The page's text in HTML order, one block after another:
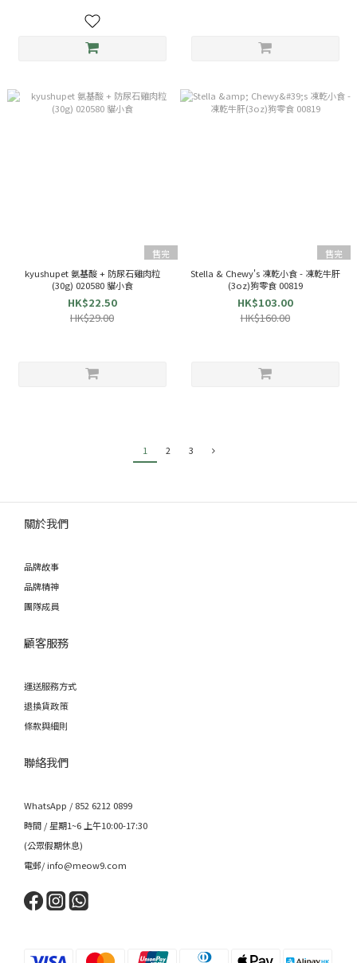
售完
kyushupet 氨基酸 + 防尿石雞肉粒
(30g) 020580 貓小食
HK$22.50
HK$29.00
售完
Stella & Chewy's 凍乾小食 - 凍乾牛肝
(3oz)狗零食 00819
HK$103.00
HK$160.00
1 2 3
關於我們
品牌故事
品牌精神
團隊成員
顧客服務
運送服務方式
退換貨政策
條款與細則
聯絡我們
WhatsApp / 852 6212 0899
時間 / 星期1~6 上午10:00-17:30
(公眾假期休息)
電郵/ info@meow9.com